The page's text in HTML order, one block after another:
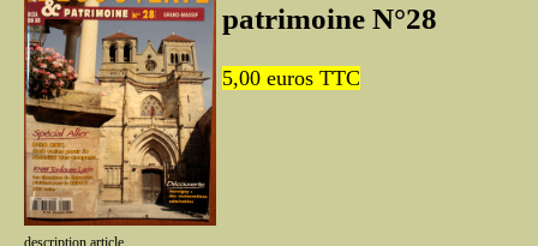
patrimoine N°28
5,00 euros TTC
description article